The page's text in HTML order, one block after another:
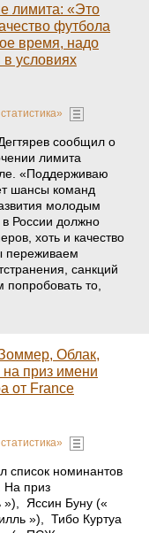
лимита: «Это
футбола
время, надо
в условиях
сообщил о
лимита
«Поддерживаю
шансы команд
молодым
в России должно
хоть и качество
переживаем
санкций
попробовать то,
Облак,
приз имени
от France
список номинантов
На приз
»), Яссин Буну («
»), Тибо Куртуа